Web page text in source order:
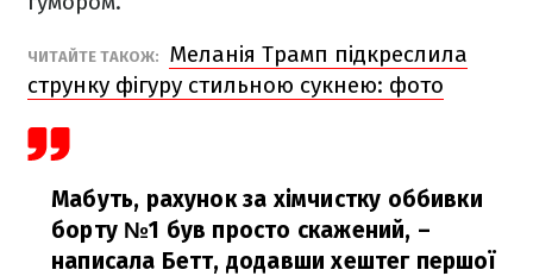
ЧИТАЙТЕ ТАКОЖ:
Меланія Трамп підкреслила
струнку фігуру стильною сукнею: фото
Мабуть, рахунок за хімчистку оббивки
борту №1 був просто скажений, –
написала Бетт, додавши хештег першої